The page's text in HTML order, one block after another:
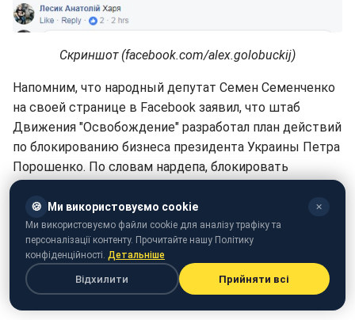
Скриншот (facebook.com/alex.golobuckij)
Напомним, что народный депутат Семен Семенченко
на своей странице в Facebook заявил, что штаб
Движения "Освобождение" разработал план действий
по блокированию бизнеса президента Украины Петра
Порошенко. По словам нардепа, блокировать
собираются "белый" бизнес Порошенко путем работы
активистов "Освобождения" с народом и бойкотом
товаров, которые производятся на заводах
президента.
Читайте также, как в сети отреагировали на избиение
активиста нардепом Соболевым.
🍪 Ми використовуємо cookie ✕
Ми використовуємо файли cookie для аналізу трафіку та
персоналізації контенту. Прочитайте нашу Політику
конфіденційності. Детальніше
Відхилити Прийняти всі